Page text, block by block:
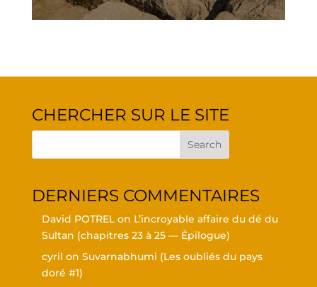
CHER­CHER SUR LE SITE
DER­NIERS COMMENTAIRES
David POTRELon L’in­croyable affaire du dé du
Sul­tan (cha­pitres 23 à 25 — Épilogue)
cyril on Suvar­nabhu­mi (Les oubliés du pays
doré #1)